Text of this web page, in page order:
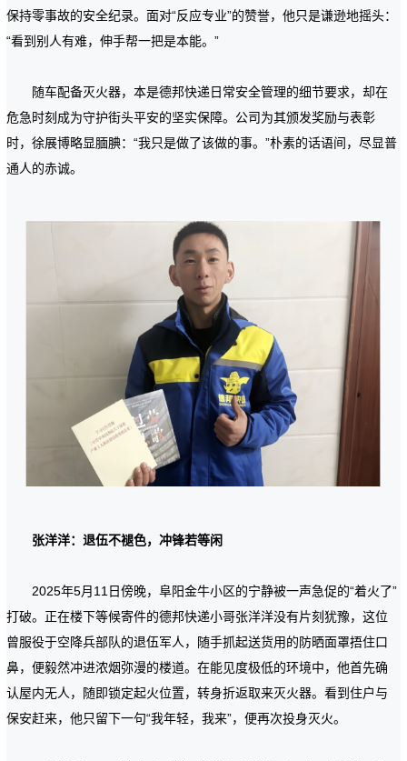
保持零事故的安全纪录。面对“反应专业”的赞誉，他只是谦逊地摇头：
“看到别人有难，伸手帮一把是本能。”
随车配备灭火器，本是德邦快递日常安全管理的细节要求，却在
危急时刻成为守护街头平安的坚实保障。公司为其颁发奖励与表彰
时，徐展博略显腼腆：“我只是做了该做的事。”朴素的话语间，尽显普
通人的赤诚。
张洋洋：退伍不褪色，冲锋若等闲
2025年5月11日傍晚，阜阳金牛小区的宁静被一声急促的“着火了”
打破。正在楼下等候寄件的德邦快递小哥张洋洋没有片刻犹豫，这位
曾服役于空降兵部队的退伍军人，随手抓起送货用的防晒面罩捂住口
鼻，便毅然冲进浓烟弥漫的楼道。在能见度极低的环境中，他首先确
认屋内无人，随即锁定起火位置，转身折返取来灭火器。看到住户与
保安赶来，他只留下一句“我年轻，我来”，便再次投身灭火。